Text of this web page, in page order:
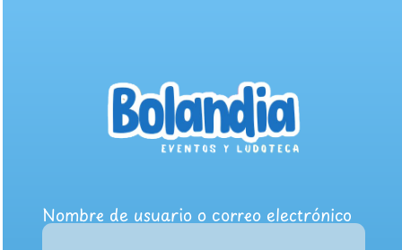
Nombre de usuario o correo electrónico